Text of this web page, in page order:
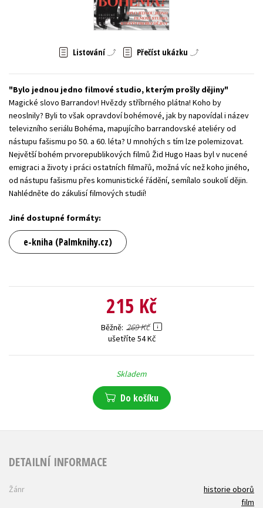
Zahraniční literatura
Listování Přečíst ukázku
Bylo jednou jedno filmové studio, kterým prošly dějiny
Magické slovo Barrandov! Hvězdy stříbrného plátna! Koho by
neoslnily? Byli to však opravdoví bohémové, jak by napovídal i název
televizního seriálu Bohéma, mapujícího barrandovské ateliéry od
nástupu fašismu po 50. a 60. léta? U mnohých s tím lze polemizovat.
Největší bohém prvorepublikových filmů Žid Hugo Haas byl v nucené
emigraci a životy i práci ostatních filmařů, možná víc než koho jiného,
od nástupu fašismu přes komunistické řádění, semílalo soukolí dějin.
Nahlédněte do zákulisí filmových studií!
Jiné dostupné formáty:
e-kniha (Palmknihy.cz)
215 Kč
Běžně 269 Kč
ušetříte 54 Kč
Skladem
Do košíku
DETAILNÍ INFORMACE
Žánr
historie oborů
film